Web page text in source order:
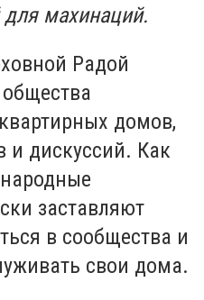
махинаций.
Радой
домов,
и дискуссий. Как
заставляют
в сообщества и
свои дома.